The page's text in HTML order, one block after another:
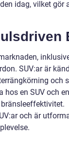
idag, vilket gör
SUV:ar är
och
hos en SUV och en
och är